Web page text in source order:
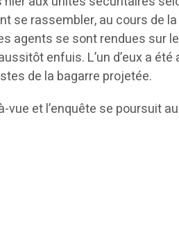
se rassembler, au cours de
agents se sont rendues sur
enfuis. L’un d’eux a été
de la bagarre projetée.
vue et l’enquête se poursuit